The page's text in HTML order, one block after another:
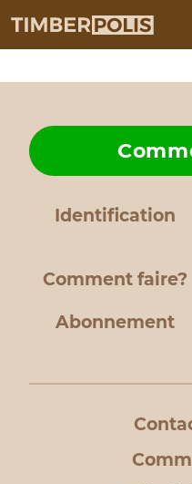
Identification
Comment faire?
Abonnement